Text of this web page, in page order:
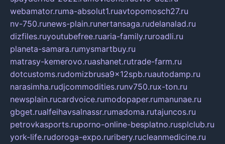
webamator.ruma-absolut1.ruavtopomosch27.ru
nv-750.runews-plain.runertansaga.rudelanalad.ru
dizfiles.ruyoutubefree.ruaria-family.ruroadli.ru
planeta-samara.rumysmartbuy.ru
matrasy-kemerovo.ruashanet.rutrade-farm.ru
dotcustoms.rudomizbrusa9x12spb.ruautodamp.ru
narasimha.rudjcommodities.runv750.rux-ton.ru
newsplain.rucardvoice.rumodopaper.rumanunae.ru
gbget.rualfeihavsalnassr.rumadoma.rutajuncos.ru
petrovkasports.ruporno-online-besplatno.rusplclub.ru
york-life.rudoroga-expo.ruribery.rucleanmedicine.ru